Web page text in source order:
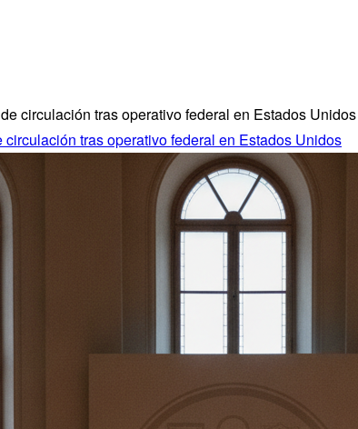
tras operativo federal en Estados Unidos